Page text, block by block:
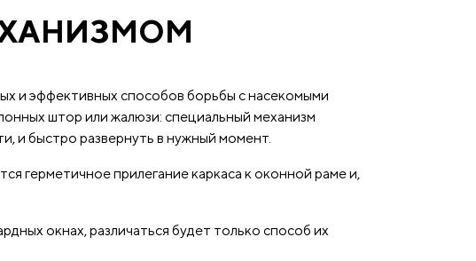
и эффективных способов борьбы с насекомыми
штор или жалюзи: специальный механизм
и быстро развернуть в нужный момент.
герметичное прилегание каркаса к оконной раме и,
окнах, различаться будет только способ их